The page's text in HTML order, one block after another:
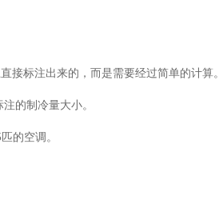
标注出来的，而是需要经过简单的计算。
的制冷量大小。
的空调。